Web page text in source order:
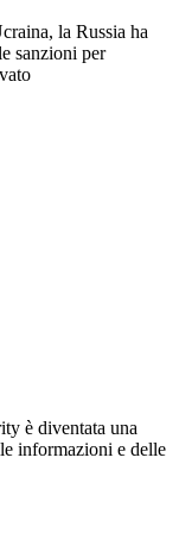
la Russia ha
sanzioni per
è diventata una
informazioni e delle